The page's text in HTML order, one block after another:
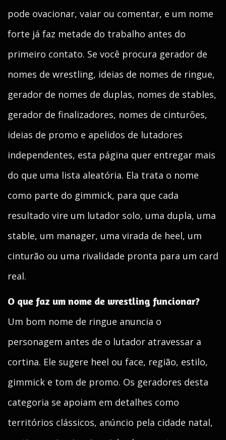
pode ovacionar, vaiar ou comentar, e um nome
forte já faz metade do trabalho antes do
primeiro contato. Se você procura gerador de
nomes de wrestling, ideias de nomes de ringue,
gerador de nomes de duplas, nomes de stables,
gerador de finalizadores, nomes de cinturões,
ideias de promo e apelidos de lutadores
independentes, esta página quer entregar mais
do que uma lista aleatória. Ela trata o nome
como parte do gimmick, para que cada
resultado vire um lutador solo, uma dupla, uma
stable, um manager, uma virada de heel, um
cinturão ou uma rivalidade pronta para um card
real.
O que faz um nome de wrestling funcionar?
Um bom nome de ringue anuncia o
personagem antes de o lutador atravessar a
cortina. Ele sugere heel ou face, região, estilo,
gimmick e tom de promo. Os geradores desta
categoria se apoiam em detalhes como
territórios clássicos, anúncio pela cidade natal,